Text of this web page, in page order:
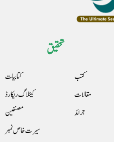
کتب
مقالات
جرائد
تحقیق
کتابیات
کیٹلاگ ریکارڈ
مصنفین
سیرت خاص نمبر